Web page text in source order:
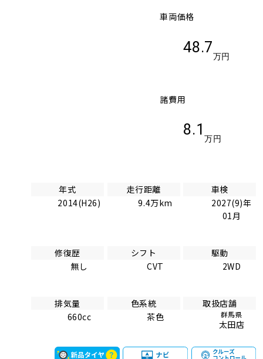
車両価格
48.7
万円
諸費用
8.1
万円
年式
2014(H26)
走行距離
9.4万km
車検
2027(9)年
01月
修復歴
無し
シフト
CVT
駆動
2WD
排気量
660cc
色系統
茶色
取扱店舗
群馬県
太田店